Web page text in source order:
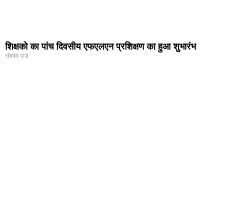
शिक्षको का पांच दिवसीय एफएलएन प्रशिक्षण का हुआ शुभारंभ
रविदेव पांडे